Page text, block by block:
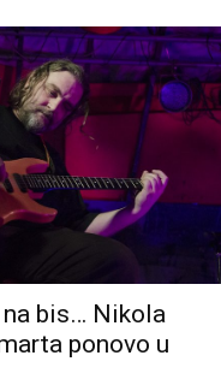
na bis… Nikola
ponovo u